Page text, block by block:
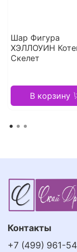
Шар Фигура
ХЭЛЛОУИН
Скелет
В корзину
Контакты
+7 (499) 961-